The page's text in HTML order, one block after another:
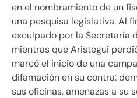
en el nombramiento de un
una pesquisa legislativa. Al
exculpado por la Secretaría
mientras que Aristegui
marcó el inicio de una
difamación en su contra:
sus oficinas, amenazas a su